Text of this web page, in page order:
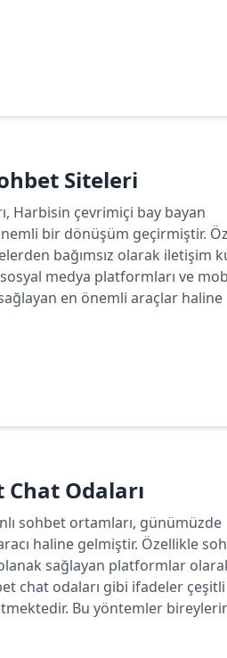
Siteleri
Harbisin çevrimiçi bay bayan
bir dönüşüm geçirmiştir.
bağımsız olarak iletişim
medya platformları ve
en önemli araçlar haline
Odaları
sohbet ortamları, günümüzde
haline gelmiştir. Özellikle
sağlayan platformlar
chat odaları gibi ifadeler çeşitli
Bu yöntemler